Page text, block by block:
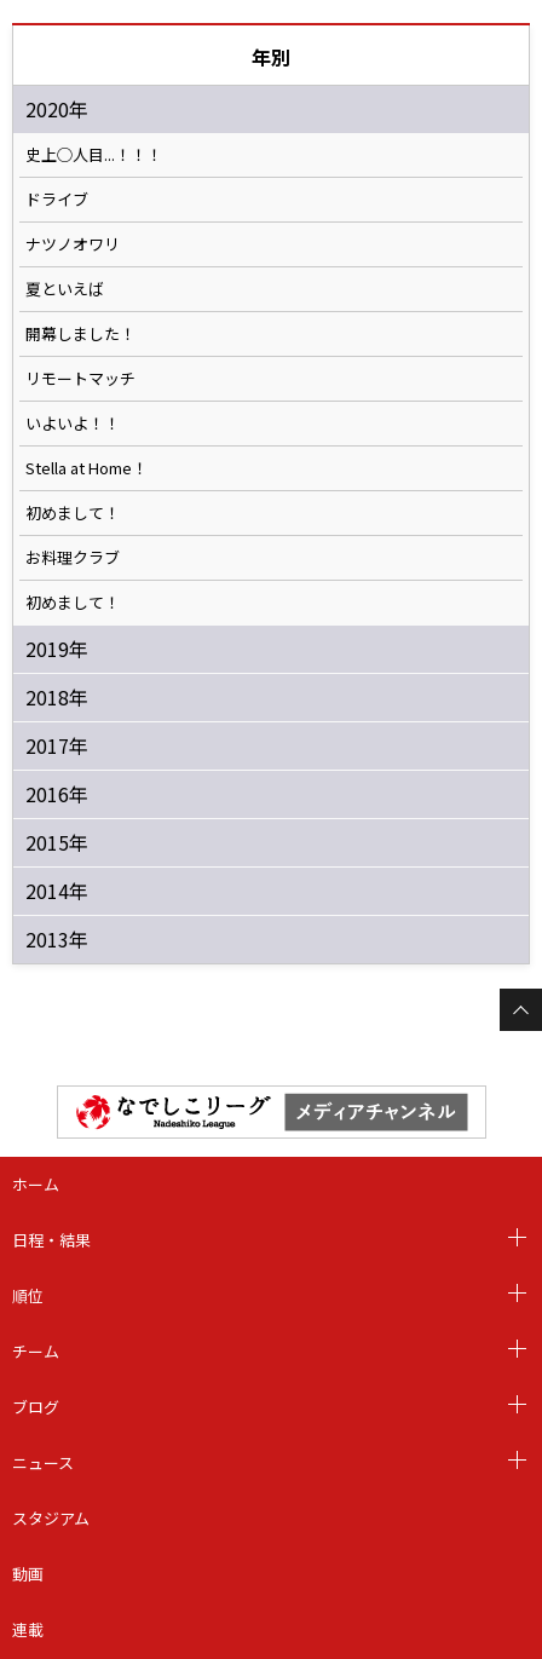
年別
2020年
史上◯人目...！！！
ドライブ
ナツノオワリ
夏といえば
開幕しました！
リモートマッチ
いよいよ！！
Stella at Home！
初めまして！
お料理クラブ
初めまして！
2019年
2018年
2017年
2016年
2015年
2014年
2013年
ホーム
日程・結果
順位
チーム
ブログ
ニュース
スタジアム
動画
連載